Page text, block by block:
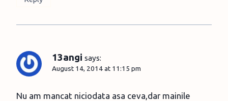
13angi says:
August 14, 2014 at 11:15 pm
Nu am mancat niciodata asa ceva,dar mainile